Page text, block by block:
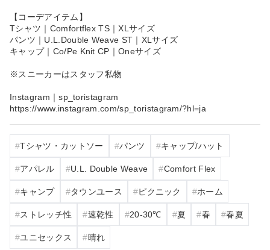
【コーデアイテム】
Tシャツ｜Comfortflex TS｜XLサイズ
パンツ｜U.L.Double Weave ST｜XLサイズ
キャップ｜Co/Pe Knit CP｜Oneサイズ
※スニーカーはスタッフ私物
Instagram｜sp_toristagram
https://www.instagram.com/sp_toristagram/?hl=ja
Tシャツ・カットソー パンツ キャップ/ハット
アパレル U.L. Double Weave Comfort Flex
キャンプ タウンユース ピクニック ホーム
ストレッチ性 速乾性 20‐30℃ 夏 春 春夏
ユニセックス 晴れ